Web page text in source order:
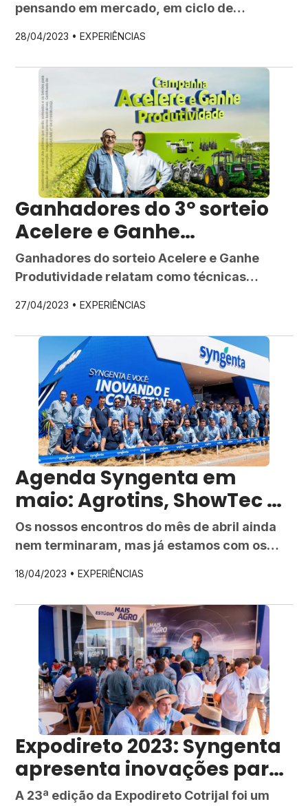
pensando em mercado, em ciclo de
também quando se trata da agenda do setor!
Os eventos do agro são oportunidades para
fazer novas conexões, além de serem
espaços ideais para transferir tecnologias e
disseminar inovações. Não é de hoje que a
28/04/2023 •EXPERIÊNCIAS
Ganhadores do 3º sorteio
Acelere e Ganhe
Produtividade
Ganhadores do sorteio Acelere e Ganhe
Produtividade relatam como técnicas
inspirando produtores a aprimorar seus
manejos. A campanha Acelere e Ganhe
Produtividade é uma ação da Syngenta a
partir do aplicativo Acessa Agro, que
oferece diversos produtos, soluções e
benefícios para o produtor rural. A iniciativa
começou em meados de 2022 […]
27/04/2023 •EXPERIÊNCIAS
Agenda Syngenta em
maio: Agrotins, ShowTec e
Agrobrasília
Os nossos encontros do mês de abril ainda
nem terminaram, mas já estamos com os
próximos eventos do Circuito de Grandes
Feiras! No estande Syngenta você
encontrará uma equipe técnica
especializada pronta para apresentar as
melhores soluções de acordo com as
necessidades específicas da sua lavoura.
Também poderá conferir de […]
18/04/2023 •EXPERIÊNCIAS
Expodireto 2023: Syngenta
apresenta inovações para
o setor
A 23ª edição da Expodireto Cotrijal foi um